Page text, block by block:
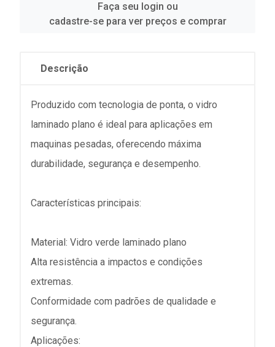
Faça seu login ou
cadastre-se para ver preços e comprar
Descrição
Produzido com tecnologia de ponta, o vidro
laminado plano é ideal para aplicações em
maquinas pesadas, oferecendo máxima
durabilidade, segurança e desempenho.
Características principais:
Material: Vidro verde laminado plano
Alta resistência a impactos e condições
extremas.
Conformidade com padrões de qualidade e
segurança.
Aplicações: